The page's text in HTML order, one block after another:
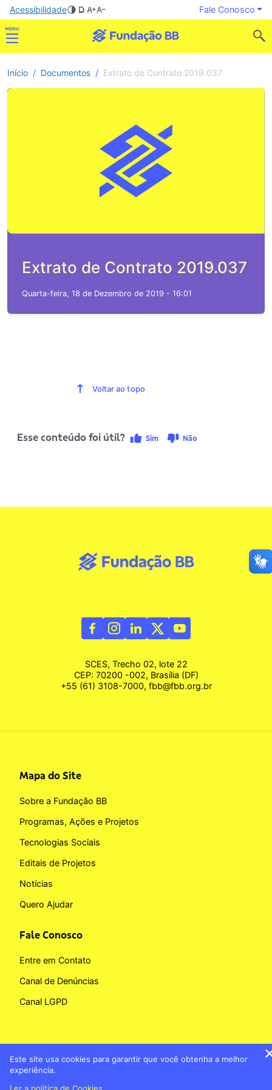
Acessibilidade Fale Conosco
Início Documentos Extrato de Contrato 2019.037
Extrato de Contrato 2019.037
Quarta-feira, 18 de Dezembro de 2019 - 16:01
Voltar ao topo
Esse conteúdo foi útil? Sim Não
SCES, Trecho 02, lote 22
CEP: 70200 -002, Brasília (DF)
+55 (61) 3108-7000, fbb@fbb.org.br
Mapa do Site
Sobre a Fundação BB
Programas, Ações e Projetos
Tecnologias Sociais
Editais de Projetos
Notícias
Quero Ajudar
Fale Conosco
Entre em Contato
Canal de Denúncias
Canal LGPD
Este site usa cookies para garantir que você obtenha a melhor
experiência.